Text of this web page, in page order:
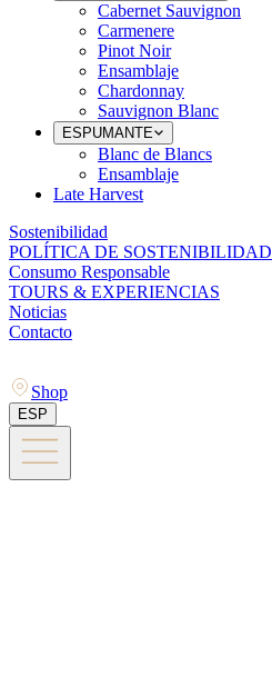
Cabernet Sauvignon
Carmenere
Pinot Noir
Ensamblaje
Chardonnay
Sauvignon Blanc
ESPUMANTE
Blanc de Blancs
Ensamblaje
Late Harvest
Sostenibilidad
POLÍTICA DE SOSTENIBILIDAD
Consumo Responsable
TOURS & EXPERIENCIAS
Noticias
Contacto
Shop
ESP